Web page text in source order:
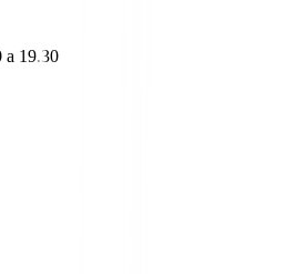
a 19.30